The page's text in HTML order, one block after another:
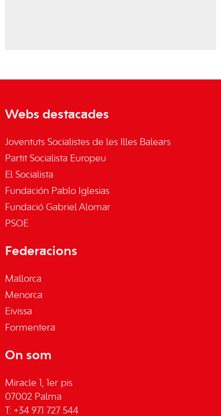
Webs destacades
Joventuts Socialistes de les Illes Balears
Partit Socialista Europeu
El Socialista
Fundación Pablo Iglesias
Fundació Gabriel Alomar
PSOE
Federacions
Mallorca
Menorca
Eivissa
Formentera
On som
Miracle 1, 1er pis
07002 Palma
T: +34 971 727 544